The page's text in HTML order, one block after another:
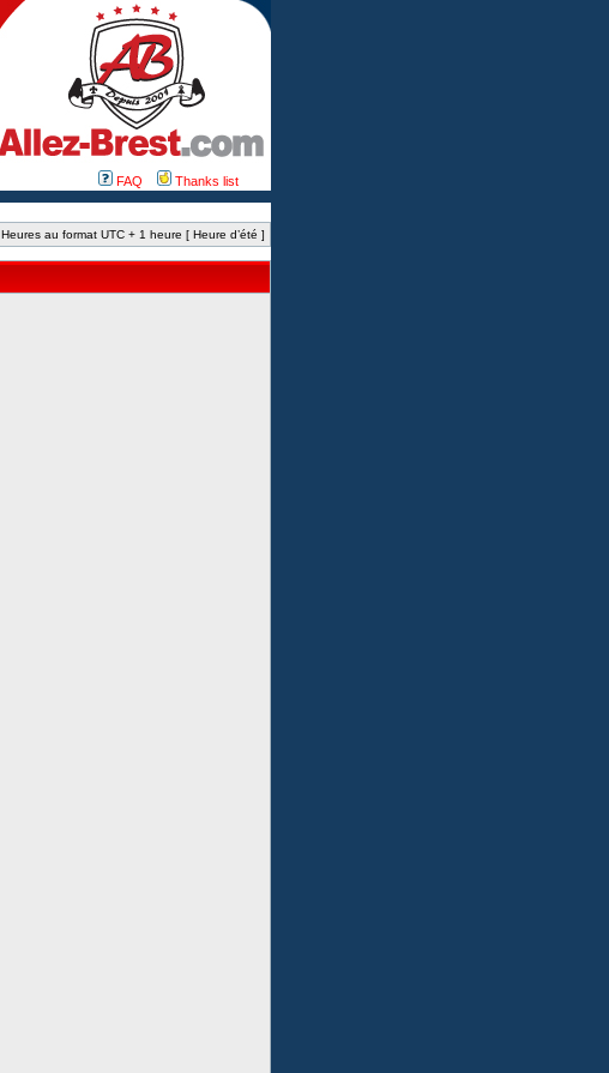
FAQ Thanks list
Heures au format UTC + 1 heure [ Heure d’été ]